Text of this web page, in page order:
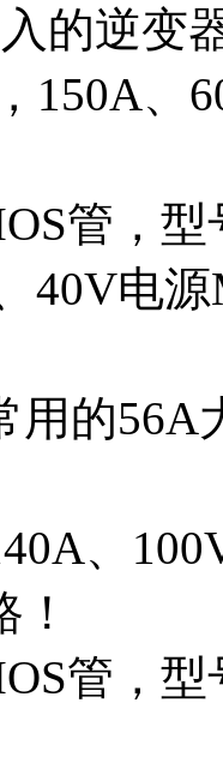
的逆变
150A、
管，
40V电
用的56A
、
管，